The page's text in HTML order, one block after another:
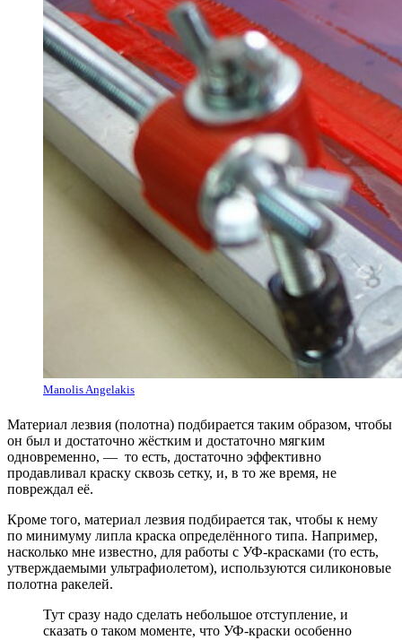
Manolis Angelakis
Материал лезвия (полотна) подбирается таким образом, чтобы
он был и достаточно жёстким и достаточно мягким
одновременно, — то есть, достаточно эффективно
продавливал краску сквозь сетку, и, в то же время, не
повреждал её.
Кроме того, материал лезвия подбирается так, чтобы к нему
по минимуму липла краска определённого типа. Например,
насколько мне известно, для работы с УФ-красками (то есть,
утверждаемыми ультрафиолетом), используются силиконовые
полотна ракелей.
Тут сразу надо сделать небольшое отступление, и
сказать о таком моменте, что УФ-краски особенно